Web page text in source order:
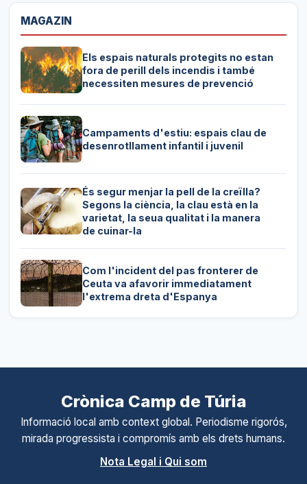
MAGAZIN
Els espais naturals protegits no estan
fora de perill dels incendis i també
necessiten mesures de prevenció
Campaments d'estiu: espais clau de
desenrotllament infantil i juvenil
És segur menjar la pell de la creïlla?
Segons la ciència, la clau està en la
varietat, la seua qualitat i la manera
de cuinar-la
Com l'incident del pas fronterer de
Ceuta va afavorir immediatament
l'extrema dreta d'Espanya
Crònica Camp de Túria
Informació local amb context global. Periodisme rigorós,
mirada progressista i compromís amb els drets humans.
Nota Legal i Qui som